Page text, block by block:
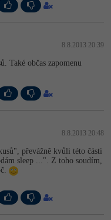
8.8.2013 20:39
Také občas zapomenu
8.8.2013 20:48
převážně kvůli této části
sleep ...". Z toho soudím,